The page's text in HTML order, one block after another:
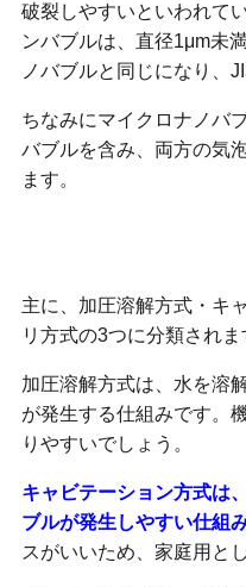
破裂しやすいといわれて
ンバブルは、直径1μm未
ノバブルと同じになり、
ちなみにマイクロナノバ
バブルを含み、両方の気
ます。
主に、加圧溶解方式・キ
リ方式の3つに分類されま
加圧溶解方式は、水を溶
が発生する仕組みです。
りやすいでしょう。
キャビテーション方式は
ブルが発生しやすい仕組
スがいいため、家庭用と